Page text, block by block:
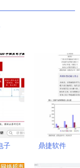
子
鼎捷软件